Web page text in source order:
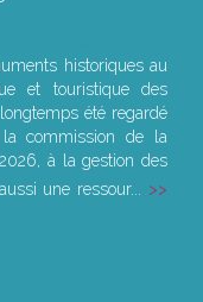
historiques au
et touristique des
été regardé
commission de la
à la gestion des
une ressour...